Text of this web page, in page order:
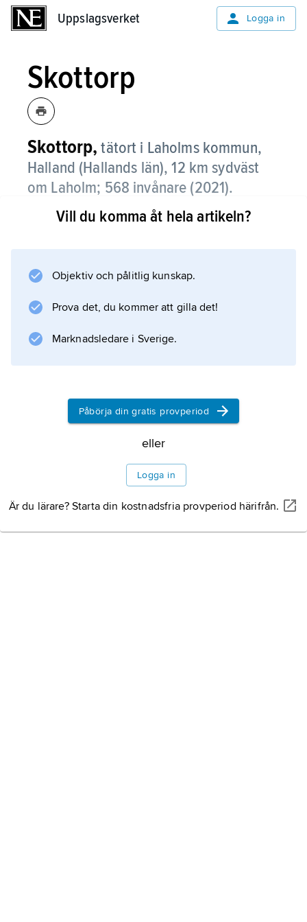
Uppslagsverket Logga in
Skottorp
Skottorp, tätort i Laholms kommun,
Halland (Hallands län), 12 km sydväst
om Laholm; 568 invånare (2021).
Skottorp, som ligger vid Europaväg 6/20, var
Halmstad och Båstad.
Information om artikeln
Vill du komma åt hela artikeln?
Objektiv och pålitlig kunskap.
Prova det, du kommer att gilla det!
Marknadsledare i Sverige.
Påbörja din gratis provperiod
eller
Logga in
Är du lärare? Starta din kostnadsfria provperiod härifrån.